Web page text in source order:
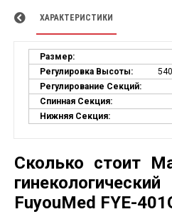
ХАРАКТЕРИСТИКИ
Размер:
Регулировка Высоты:
Регулирование Секций:
Спинная Секция:
Нижняя Секция:
Сколько стоит
FuyouMed FYE-